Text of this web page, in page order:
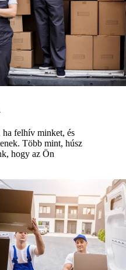
ha felhív minket, és
Több mint, húsz
hogy az Ön